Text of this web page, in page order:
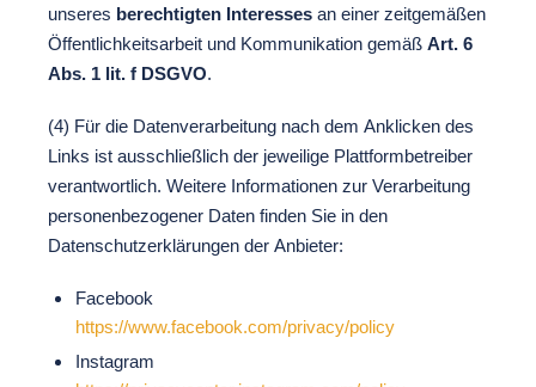
unseres berechtigten Interesses an einer zeitgemäßen
Öffentlichkeitsarbeit und Kommunikation gemäß Art. 6
Abs. 1 lit. f DSGVO.
(4) Für die Datenverarbeitung nach dem Anklicken des
Links ist ausschließlich der jeweilige Plattformbetreiber
verantwortlich. Weitere Informationen zur Verarbeitung
personenbezogener Daten finden Sie in den
Datenschutzerklärungen der Anbieter:
Facebook
https://www.facebook.com/privacy/policy
Instagram